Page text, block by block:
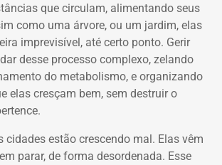
que circulam, alimentando seus
como uma árvore, ou um jardim, elas
imprevisível, até certo ponto. Gerir
desse processo complexo, zelando
do metabolismo, e organizando
elas cresçam bem, sem destruir o
cidades estão crescendo mal. Elas vêm
parar, de forma desordenada. Esse